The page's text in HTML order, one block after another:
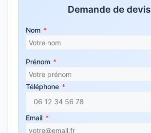
Demande de devis
Nom *
Prénom *
Téléphone *
Email *